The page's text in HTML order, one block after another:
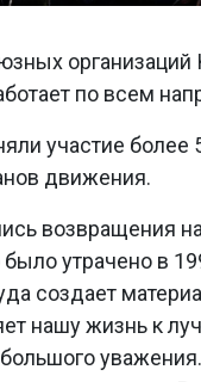
по всем
участие более
движения.
возвращения
было утрачено в
создает
нашу жизнь к